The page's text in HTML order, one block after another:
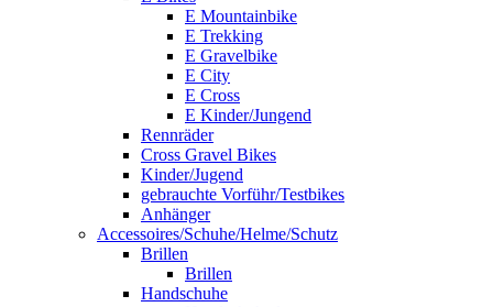
E Mountainbike
E Trekking
E Gravelbike
E City
E Cross
E Kinder/Jungend
Rennräder
Cross Gravel Bikes
Kinder/Jugend
gebrauchte Vorführ/Testbikes
Anhänger
Accessoires/Schuhe/Helme/Schutz
Brillen
Brillen
Handschuhe